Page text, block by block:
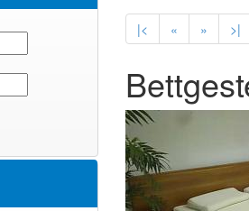
|< « » >|